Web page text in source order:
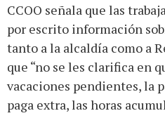
CCOO señala que las
por escrito información
tanto a la alcaldía como a
que “no se les clarifica en
vacaciones pendientes, la
paga extra, las horas